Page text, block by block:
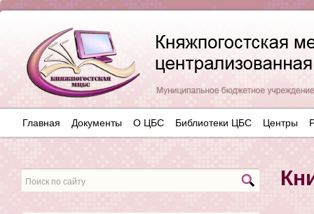
Главная Документы О ЦБС Библиотеки ЦБС Центры